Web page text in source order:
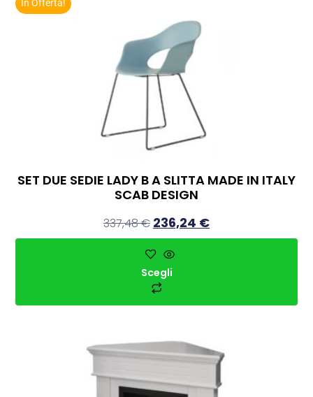
In Offerta!
SET DUE SEDIE LADY B A SLITTA MADE IN ITALY
SCAB DESIGN
337,48€ 236,24 €
Scegli